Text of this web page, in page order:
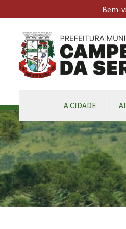
Bem-
CONTEÚDO DO
A CIDADE
Conteúdo Principal